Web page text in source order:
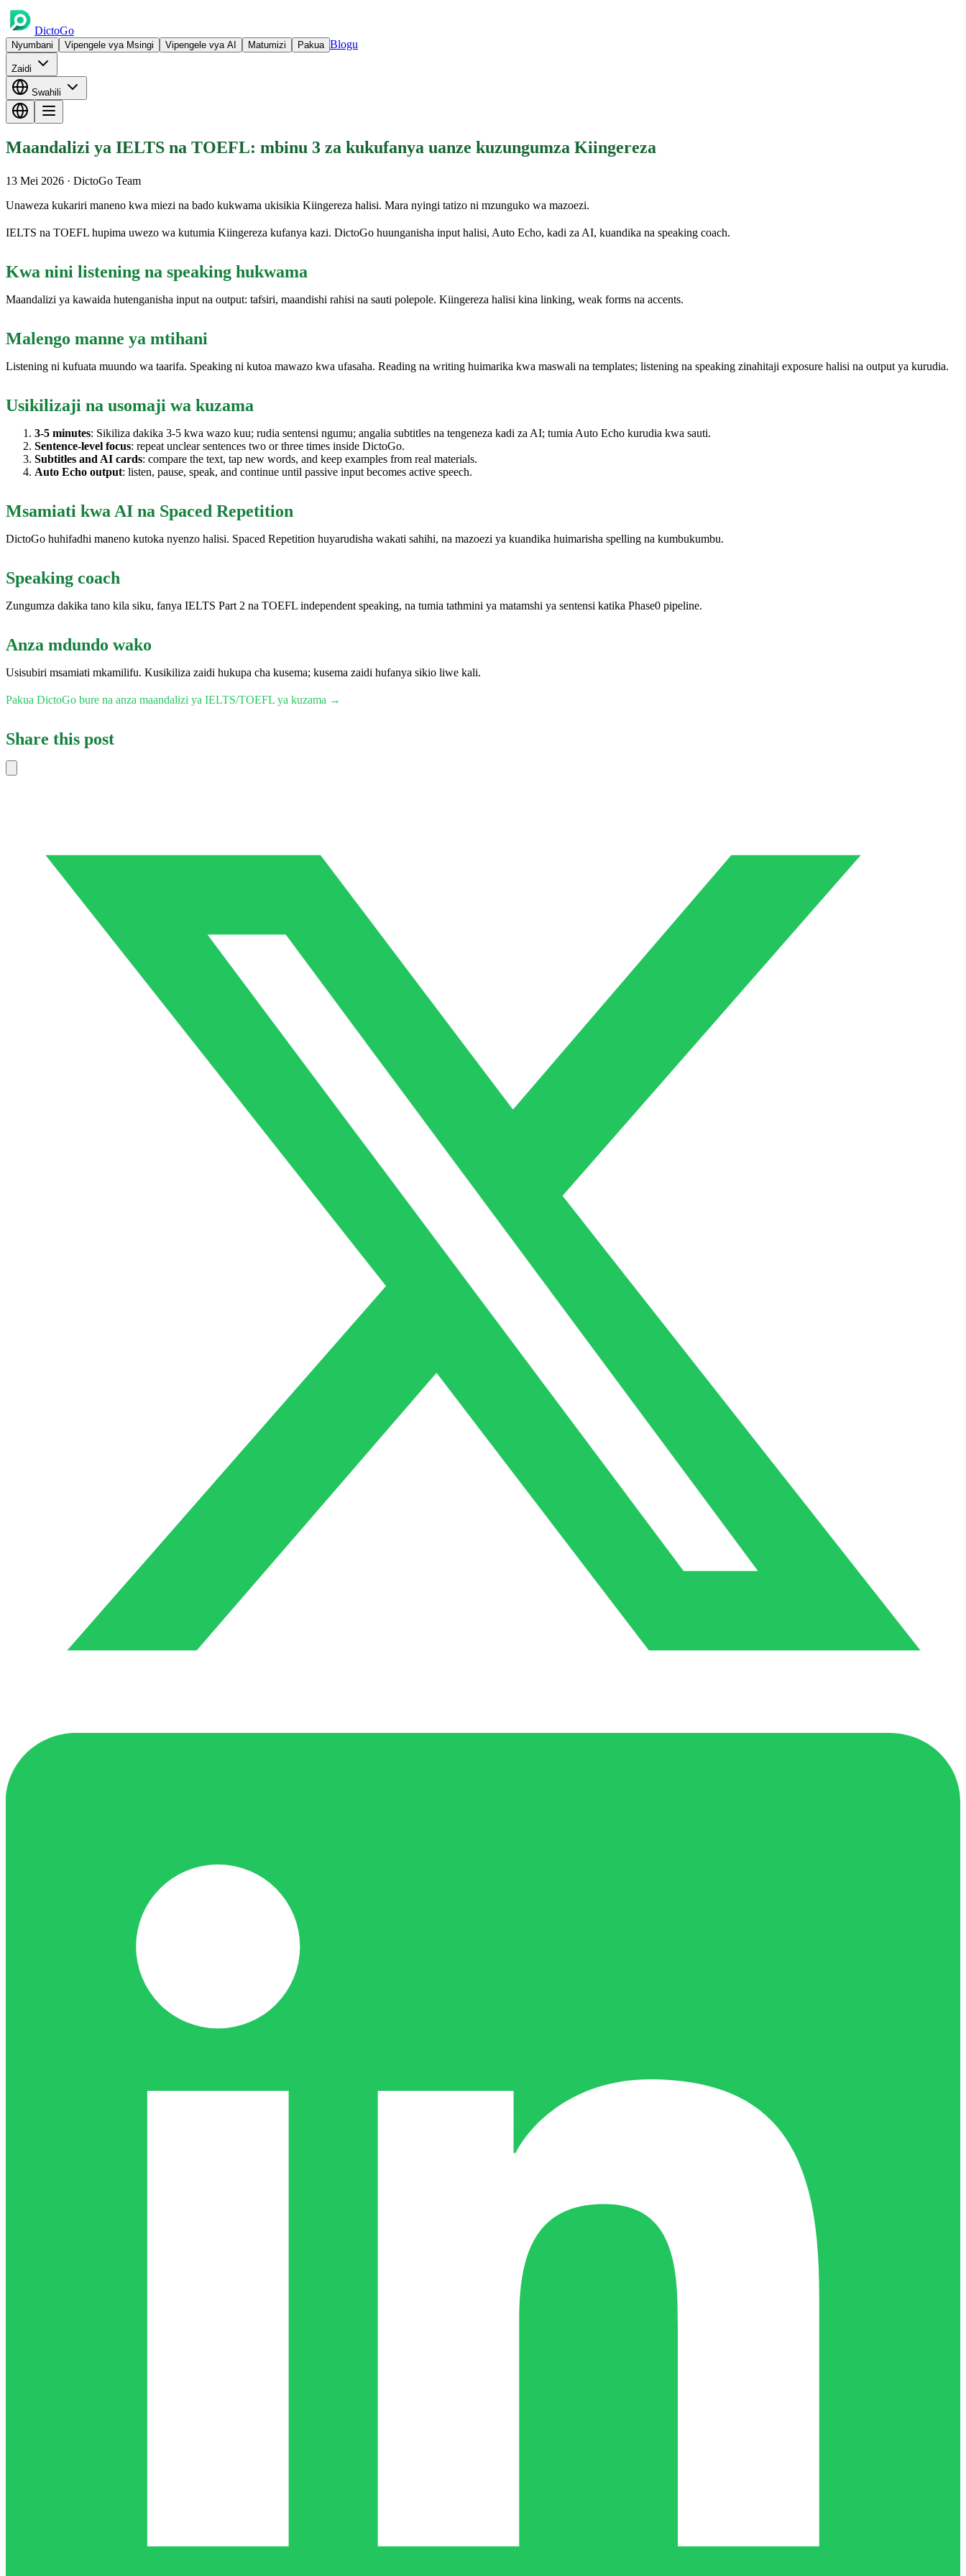
DictoGo
Nyumbani Vipengele vya Msingi Vipengele vya AI Matumizi Pakua Blogu
Zaidi
Swahili
Maandalizi ya IELTS na TOEFL: mbinu 3 za kukufanya uanze kuzungumza Kiingereza
13 Mei 2026 · DictoGo Team
Unaweza kukariri maneno kwa miezi na bado kukwama ukisikia Kiingereza halisi. Mara nyingi tatizo ni mzunguko wa mazoezi.
IELTS na TOEFL hupima uwezo wa kutumia Kiingereza kufanya kazi. DictoGo huunganisha input halisi, Auto Echo, kadi za AI, kuandika na speaking coach.
Kwa nini listening na speaking hukwama
Maandalizi ya kawaida hutenganisha input na output: tafsiri, maandishi rahisi na sauti polepole. Kiingereza halisi kina linking, weak forms na accents.
Malengo manne ya mtihani
Listening ni kufuata muundo wa taarifa. Speaking ni kutoa mawazo kwa ufasaha. Reading na writing huimarika kwa maswali na templates; listening na speaking zinahitaji exposure halisi na output ya kurudia.
Usikilizaji na usomaji wa kuzama
3-5 minutes: Sikiliza dakika 3-5 kwa wazo kuu; rudia sentensi ngumu; angalia subtitles na tengeneza kadi za AI; tumia Auto Echo kurudia kwa sauti.
Sentence-level focus: repeat unclear sentences two or three times inside DictoGo.
Subtitles and AI cards: compare the text, tap new words, and keep examples from real materials.
Auto Echo output: listen, pause, speak, and continue until passive input becomes active speech.
Msamiati kwa AI na Spaced Repetition
DictoGo huhifadhi maneno kutoka nyenzo halisi. Spaced Repetition huyarudisha wakati sahihi, na mazoezi ya kuandika huimarisha spelling na kumbukumbu.
Speaking coach
Zungumza dakika tano kila siku, fanya IELTS Part 2 na TOEFL independent speaking, na tumia tathmini ya matamshi ya sentensi katika Phase0 pipeline.
Anza mdundo wako
Usisubiri msamiati mkamilifu. Kusikiliza zaidi hukupa cha kusema; kusema zaidi hufanya sikio liwe kali.
Pakua DictoGo bure na anza maandalizi ya IELTS/TOEFL ya kuzama →
Share this post